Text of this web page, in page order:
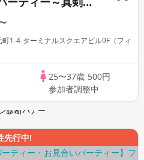
1-4 ターミナルスクエアビル9F（フィ
25〜37歳 500円
参加者調整中
先行中!